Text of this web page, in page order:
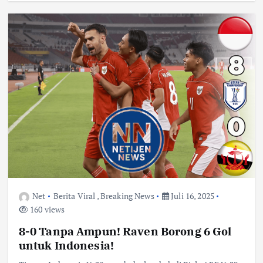
Net Berita Viral ,Breaking News
Juli 16, 2025
160 views
8-0 Tanpa Ampun! Raven Borong 6 Gol
untuk Indonesia!